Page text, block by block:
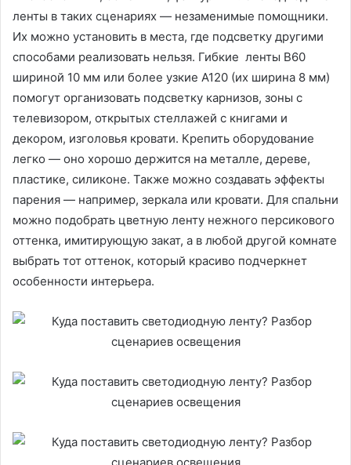
ленты в таких сценариях — незаменимые помощники.
Их можно установить в места, где подсветку другими
способами реализовать нельзя. Гибкие ленты B60
шириной 10 мм или более узкие A120 (их ширина 8 мм)
помогут организовать подсветку карнизов, зоны с
телевизором, открытых стеллажей с книгами и
декором, изголовья кровати. Крепить оборудование
легко — оно хорошо держится на металле, дереве,
пластике, силиконе. Также можно создавать эффекты
парения — например, зеркала или кровати. Для спальни
можно подобрать цветную ленту нежного персикового
оттенка, имитирующую закат, а в любой другой комнате
выбрать тот оттенок, который красиво подчеркнет
особенности интерьера.